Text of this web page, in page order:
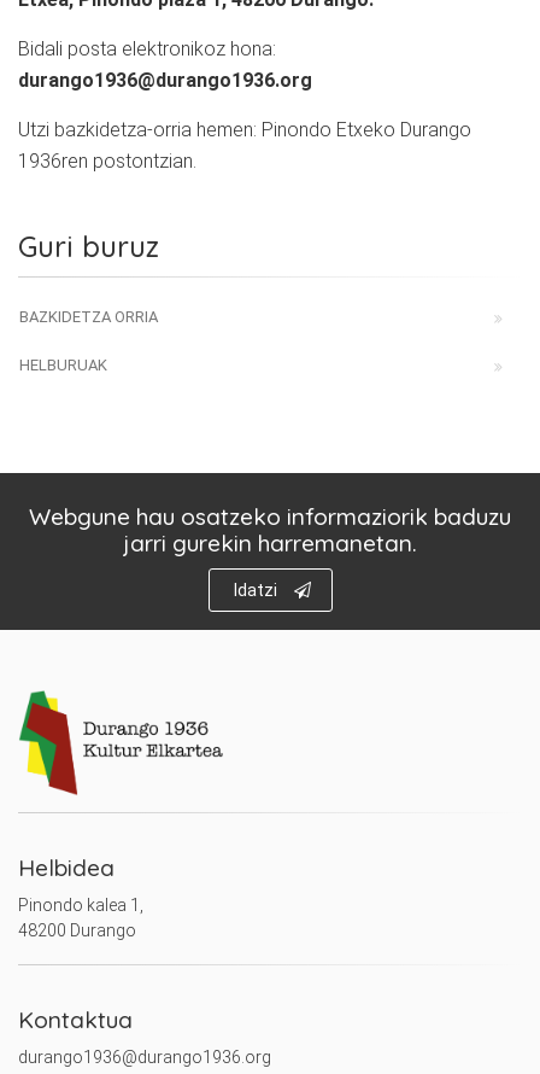
Bidali posta elektronikoz hona:
durango1936@durango1936.org
Utzi bazkidetza-orria hemen: Pinondo Etxeko Durango
1936ren postontzian.
Guri buruz
BAZKIDETZA ORRIA
HELBURUAK
Webgune hau osatzeko informaziorik baduzu
jarri gurekin harremanetan.
Idatzi
Helbidea
Pinondo kalea 1,
48200 Durango
Kontaktua
durango1936@durango1936.org